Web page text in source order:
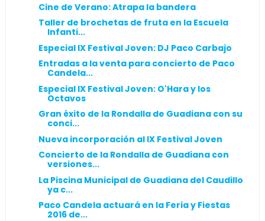
Cine de Verano: Atrapa la bandera
Taller de brochetas de fruta en la Escuela
Infanti...
Especial IX Festival Joven: DJ Paco Carbajo
Entradas a la venta para concierto de Paco
Candela...
Especial IX Festival Joven: O'Hara y los
Octavos
Gran éxito de la Rondalla de Guadiana con su
conci...
Nueva incorporación al IX Festival Joven
Concierto de la Rondalla de Guadiana con
versiones...
La Piscina Municipal de Guadiana del Caudillo
ya c...
Paco Candela actuará en la Feria y Fiestas
2016 de...